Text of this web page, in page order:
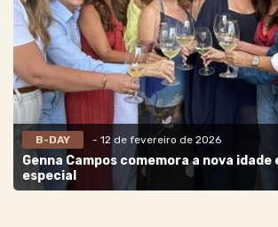
B-DAY - 12 de fevereiro de 2026
Genna Campos comemora a nova idade
especial